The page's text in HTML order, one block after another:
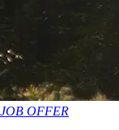
JOB OFFER